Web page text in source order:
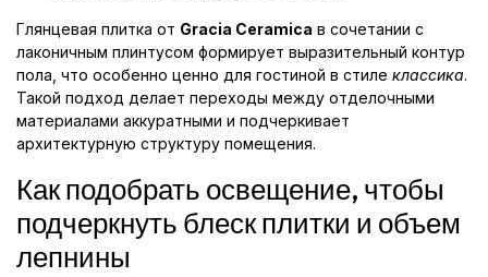
Глянцевая плитка от Gracia Ceramica в сочетании с
лаконичным плинтусом формирует выразительный контур
пола, что особенно ценно для гостиной в стиле классика.
Такой подход делает переходы между отделочными
материалами аккуратными и подчеркивает
архитектурную структуру помещения.
Как подобрать освещение, чтобы
подчеркнуть блеск плитки и объем
лепнины